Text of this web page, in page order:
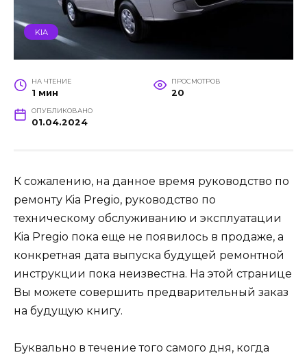
KIA
НА ЧТЕНИЕ
1 мин
ПРОСМОТРОВ
20
ОПУБЛИКОВАНО
01.04.2024
К сожалению, на данное время руководство по
ремонту Kia Pregio, руководство по
техническому обслуживанию и эксплуатации
Kia Pregio пока еще не появилось в продаже, а
конкретная дата выпуска будущей ремонтной
инструкции пока неизвестна. На этой странице
Вы можете совершить предварительный заказ
на будущую книгу.
Буквально в течение того самого дня, когда